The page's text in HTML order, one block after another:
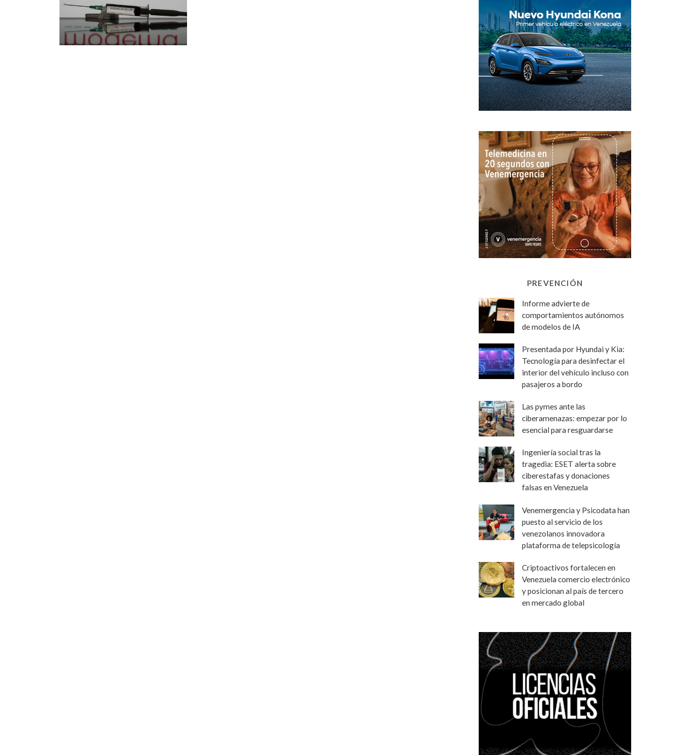
PREVENCIÓN
Informe advierte de
comportamientos autónomos
de modelos de IA
Presentada por Hyundai y Kia:
Tecnología para desinfectar el
interior del vehículo incluso con
pasajeros a bordo
Las pymes ante las
ciberamenazas: empezar por lo
esencial para resguardarse
Ingeniería social tras la
tragedia: ESET alerta sobre
ciberestafas y donaciones
falsas en Venezuela
Venemergencia y Psicodata han
puesto al servicio de los
venezolanos innovadora
plataforma de telepsicología
Criptoactivos fortalecen en
Venezuela comercio electrónico
y posicionan al país de tercero
en mercado global